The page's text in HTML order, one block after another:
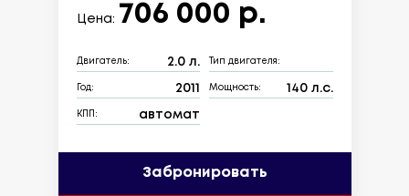
Цена: 706 000 р.
Двигатель: 2.0 л. Тип двигателя:
Год: 2011 Мощность: 140 л.с.
КПП: автомат
Забронировать